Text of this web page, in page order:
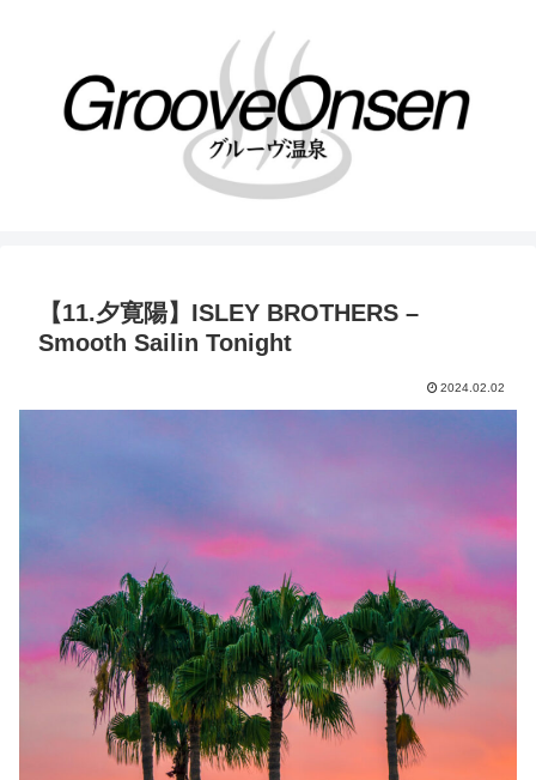
【11.夕寛陽】ISLEY BROTHERS –
Smooth Sailin Tonight
2024.02.02